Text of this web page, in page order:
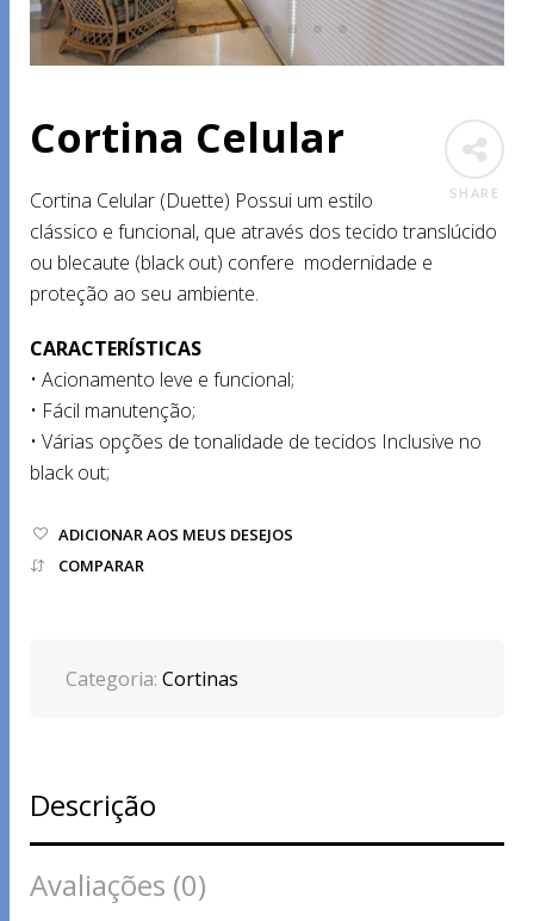
SHARE
Cortina Celular
Cortina Celular (Duette) Possui um estilo
clássico e funcional, que através dos tecido translúcido
ou blecaute (black out) confere modernidade e
proteção ao seu ambiente.
CARACTERÍSTICAS
• Acionamento leve e funcional;
• Fácil manutenção;
• Várias opções de tonalidade de tecidos Inclusive no
black out;
ADICIONAR AOS MEUS DESEJOS
COMPARAR
Categoria: Cortinas
Descrição
Avaliações (0)